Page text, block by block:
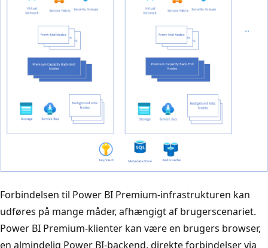
Forbindelsen til Power BI Premium-infrastrukturen kan
udføres på mange måder, afhængigt af brugerscenariet.
Power BI Premium-klienter kan være en brugers browser,
en almindelig Power BI-backend, direkte forbindelser via